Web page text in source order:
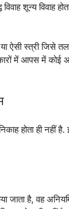
विवाह शून्य
ऐसी स्त्री जिसे
में आपस में
होता ही नहीं
जाता है, वह